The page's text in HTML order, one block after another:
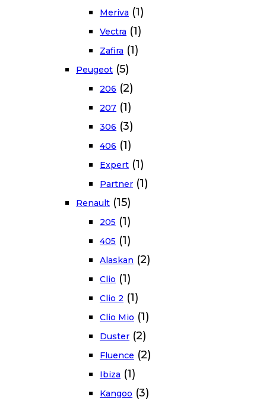
Meriva (1)
Vectra (1)
Zafira (1)
Peugeot (5)
206 (2)
207 (1)
306 (3)
406 (1)
Expert (1)
Partner (1)
Renault (15)
205 (1)
405 (1)
Alaskan (2)
Clio (1)
Clio 2 (1)
Clio Mio (1)
Duster (2)
Fluence (2)
Ibiza (1)
Kangoo (3)